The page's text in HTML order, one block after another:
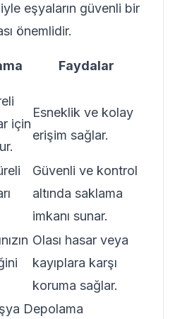
eşyaların güvenli bir
önemlidir.
Faydalar
için
Esneklik ve kolay
erişim sağlar.
Güvenli ve kontrol
altında saklama
imkanı sunar.
Olası hasar veya
kayıplara karşı
koruma sağlar.
Depolama